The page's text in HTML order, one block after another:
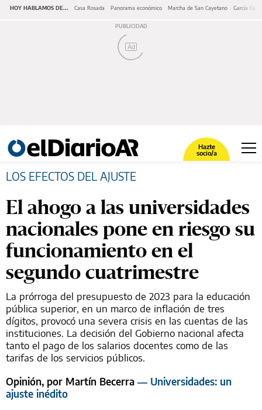
HOY HABLAMOS DE... Casa Rosada Panorama económico Marcha de San Cayetano García
Ad
Hazte
socio/a
LOS EFECTOS DEL AJUSTE
El ahogo a las universidades
nacionales pone en riesgo su
funcionamiento en el
segundo cuatrimestre
La prórroga del presupuesto de 2023 para la educación
pública superior, en un marco de inflación de tres
dígitos, provocó una severa crisis en las cuentas de las
instituciones. La decisión del Gobierno nacional afecta
tanto el pago de los salarios docentes como de las
tarifas de los servicios públicos.
Opinión, por Martín Becerra — Universidades: un
ajuste inédito